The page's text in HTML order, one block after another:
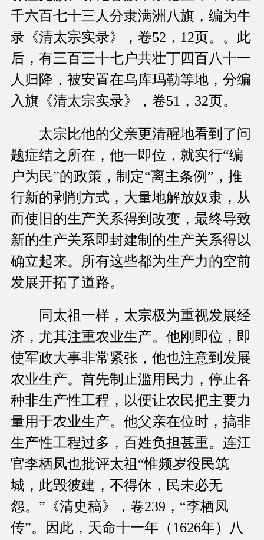
千六百七十三人分隶满洲八旗，编为牛
录《清太宗实录》，卷52，12页。。此
后，有三百三十七户共壮丁四百八十一
人归降，被安置在乌库玛勒等地，分编
入旗《清太宗实录》，卷51，32页。
太宗比他的父亲更清醒地看到了问
题症结之所在，他一即位，就实行“编
户为民”的政策，制定“离主条例”，推
行新的剥削方式，大量地解放奴隶，从
而使旧的生产关系得到改变，最终导致
新的生产关系即封建制的生产关系得以
确立起来。所有这些都为生产力的空前
发展开拓了道路。
同太祖一样，太宗极为重视发展经
济，尤其注重农业生产。他刚即位，即
使军政大事非常紧张，他也注意到发展
农业生产。首先制止滥用民力，停止各
种非生产性工程，以便让农民把主要力
量用于农业生产。他父亲在位时，搞非
生产性工程过多，百姓负担甚重。连江
官李栖凤也批评太祖“惟频岁役民筑
城，此毁彼建，不得休，民未必无
怨。”《清史稿》，卷239，“李栖凤
传”。因此，天命十一年（1626年）八